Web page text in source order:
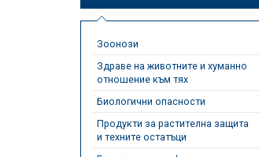
Зоонози
Здраве на животните и хуманно
отношение към тях
Биологични опасности
Продукти за растителна защита
и техните остатъци